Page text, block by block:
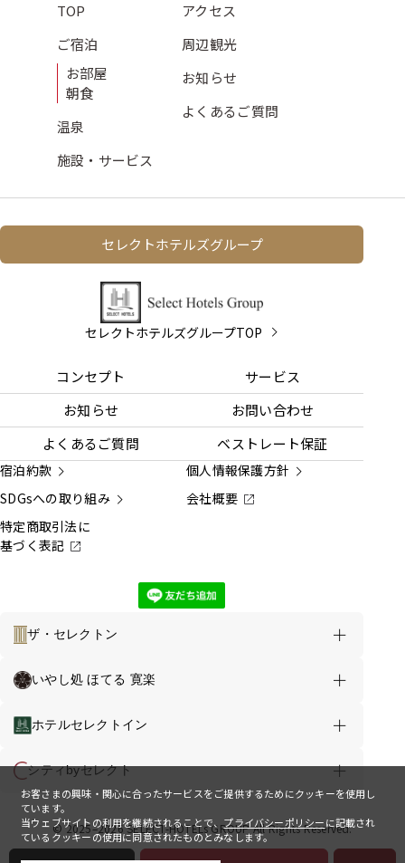
TOP
ご宿泊
お部屋
朝食
温泉
施設・サービス
アクセス
周辺観光
お知らせ
よくある ご質問
ロイヤルホテル大館 TOP
周辺観光
お知らせよくあるご質問お問い合わせ
セレクトホテルズグループ
セレクトホテルズグループTOP
コンセプト
サービス
お知らせ
お問い合わせ
よくあるご質問
ベストレート保証
宿泊約款
個人情報保護方針
SDGsへの取り組み
会社概要
特定商取引法に
基づく表記
ザ・セレクトン
いやし処 ほてる 寛楽
ホテルセレクトイン
シティbyセレクト
© 2025–2026 SELECT-HOTELs GROUP All Rights Reserved.
お客さまの興味・関心に合ったサービスをご提供するためにクッキーを使用し
ています。
当ウェブサイトの利用を継続されることで、プライバシーポリシーに記載され
ているクッキーの使用に同意されたものとみなします。